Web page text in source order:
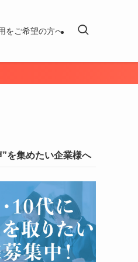
をご希望の方へ
を集めたい企業様へ